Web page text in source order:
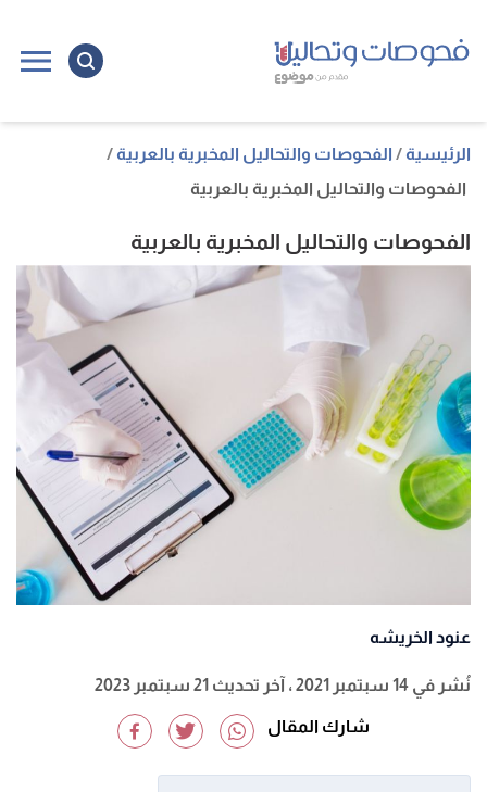
الرئيسية
الفحوصات والتحاليل المخبرية بالعربية
الفحوصات والتحاليل المخبرية بالعربية
الفحوصات والتحاليل المخبرية بالعربية
عنود الخريشه
نُشر في 14 سبتمبر 2021 ، آخر تحديث 21 سبتمبر 2023
شارك المقال